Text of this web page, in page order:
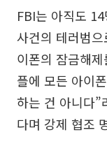
FBI는 아직도
사건의 테러범
이폰의 잠금해
플에 모든 아이
하는 건 아니다”
다며 강제 협조